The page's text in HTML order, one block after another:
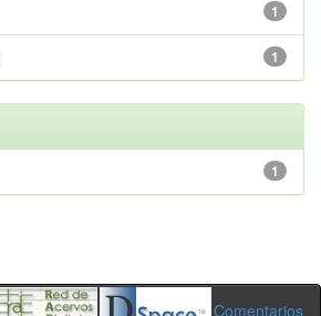
1
1
1
Comentarios